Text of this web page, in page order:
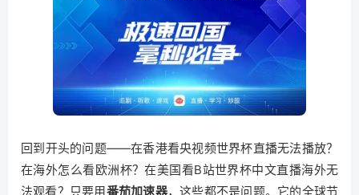
回到开头的问题——在香港看央视频世界杯直播无法播放？
在海外怎么看欧洲杯？在美国看B站世界杯中文直播海外无
法观看？只要用番茄加速器，这些都不是问题。它的全球节